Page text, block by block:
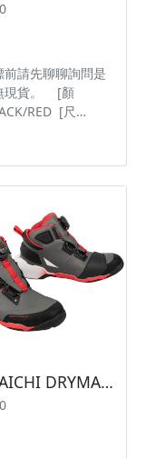
請先聊聊詢問是
現貨。 [顏
RED [尺
」 適合所
▲ 此鞋款後跟和
結外部結構，可在
時緩解衝擊傳導
計 BOA 快速鞋
系統，可利用調節
帶；戴手套時也
調節 ▲ 左腳有擋
種踏板操作提供支
高筒鞋有助於避
時的脫落。鞋底採
RS TAICHI DRYMASTER ARROW SHOES RSS013 防水車靴【ROCKET GRAY】